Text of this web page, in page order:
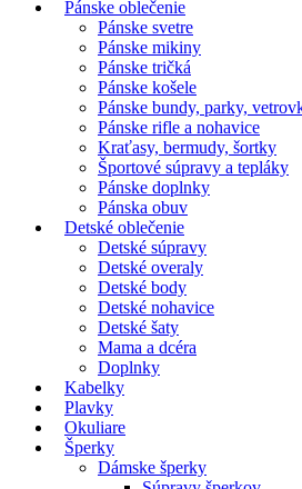
Pánske oblečenie
Pánske svetre
Pánske mikiny
Pánske tričká
Pánske košele
Pánske bundy, parky,
Pánske rifle a nohavice
Kraťasy, bermudy, šortky
Športové súpravy a tepláky
Pánske doplnky
Pánska obuv
Detské oblečenie
Detské súpravy
Detské overaly
Detské body
Detské nohavice
Detské šaty
Mama a dcéra
Doplnky
Kabelky
Plavky
Okuliare
Šperky
Dámske šperky